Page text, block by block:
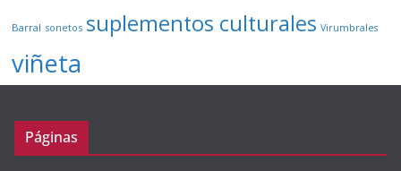
Barral sonetos suplementos culturales Virumbrales
viñeta
Páginas